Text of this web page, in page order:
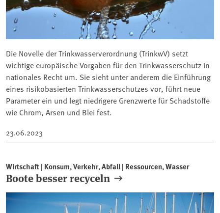
Die Novelle der Trinkwasserverordnung (TrinkwV) setzt
wichtige europäische Vorgaben für den Trinkwasserschutz in
nationales Recht um. Sie sieht unter anderem die Einführung
eines risikobasierten Trinkwasserschutzes vor, führt neue
Parameter ein und legt niedrigere Grenzwerte für Schadstoffe
wie Chrom, Arsen und Blei fest.
23.06.2023
Wirtschaft | Konsum, Verkehr, Abfall | Ressourcen, Wasser
Boote besser recyceln